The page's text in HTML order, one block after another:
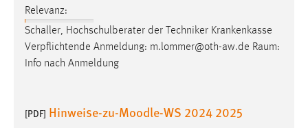
Relevanz:
Schaller, Hochschulberater der Techniker Krankenkasse
Verpflichtende Anmeldung: m.lommer@oth-aw.de Raum:
Info nach Anmeldung
[PDF] Hinweise-zu-Moodle-WS 2024 2025